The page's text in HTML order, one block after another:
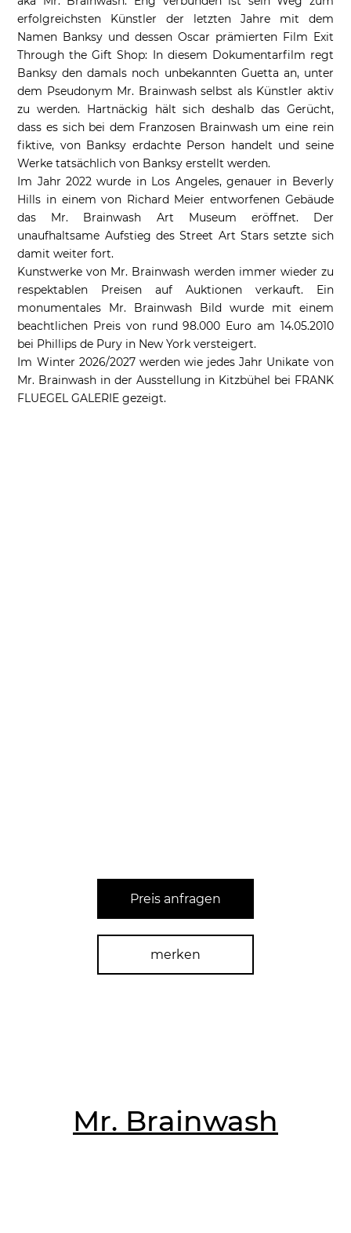
erfolgreichsten Künstler der letzten Jahre mit dem
Namen Banksy und dessen Oscar prämierten Film Exit
Through the Gift Shop: In diesem Dokumentarfilm regt
Banksy den damals noch unbekannten Guetta an, unter
dem Pseudonym Mr. Brainwash selbst als Künstler aktiv
zu werden. Hartnäckig hält sich deshalb das Gerücht,
dass es sich bei dem Franzosen Brainwash um eine rein
fiktive, von Banksy erdachte Person handelt und seine
Werke tatsächlich von Banksy erstellt werden.
Im Jahr 2022 wurde in Los Angeles, genauer in Beverly
Hills in einem von Richard Meier entworfenen Gebäude
das Mr. Brainwash Art Museum eröffnet. Der
unaufhaltsame Aufstieg des Street Art Stars setzte sich
damit weiter fort.
Kunstwerke von Mr. Brainwash werden immer wieder zu
respektablen Preisen auf Auktionen verkauft. Ein
monumentales Mr. Brainwash Bild wurde mit einem
beachtlichen Preis von rund 98.000 Euro am 14.05.2010
bei Phillips de Pury in New York versteigert.
Im Winter 2026/2027 werden wie jedes Jahr Unikate von
Mr. Brainwash in der Ausstellung in Kitzbühel bei FRANK
FLUEGEL GALERIE gezeigt.
Preis anfragen
merken
Mr. Brainwash